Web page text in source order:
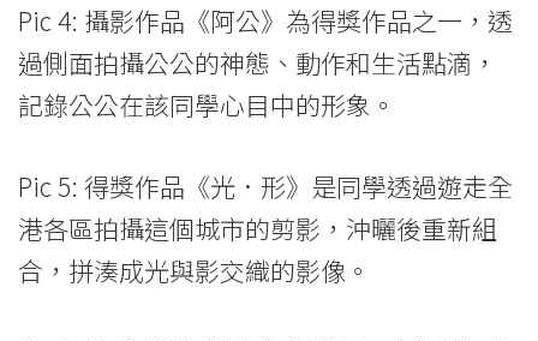
Pic 4: 攝影作品《阿公》為得獎作品之一，透
過側面拍攝公公的神態、動作和生活點滴，
記錄公公在該同學心目中的形象。
Pic 5: 得獎作品《光．形》是同學透過遊走全
港各區拍攝這個城市的剪影，沖曬後重新組
合，拼湊成光與影交織的影像。